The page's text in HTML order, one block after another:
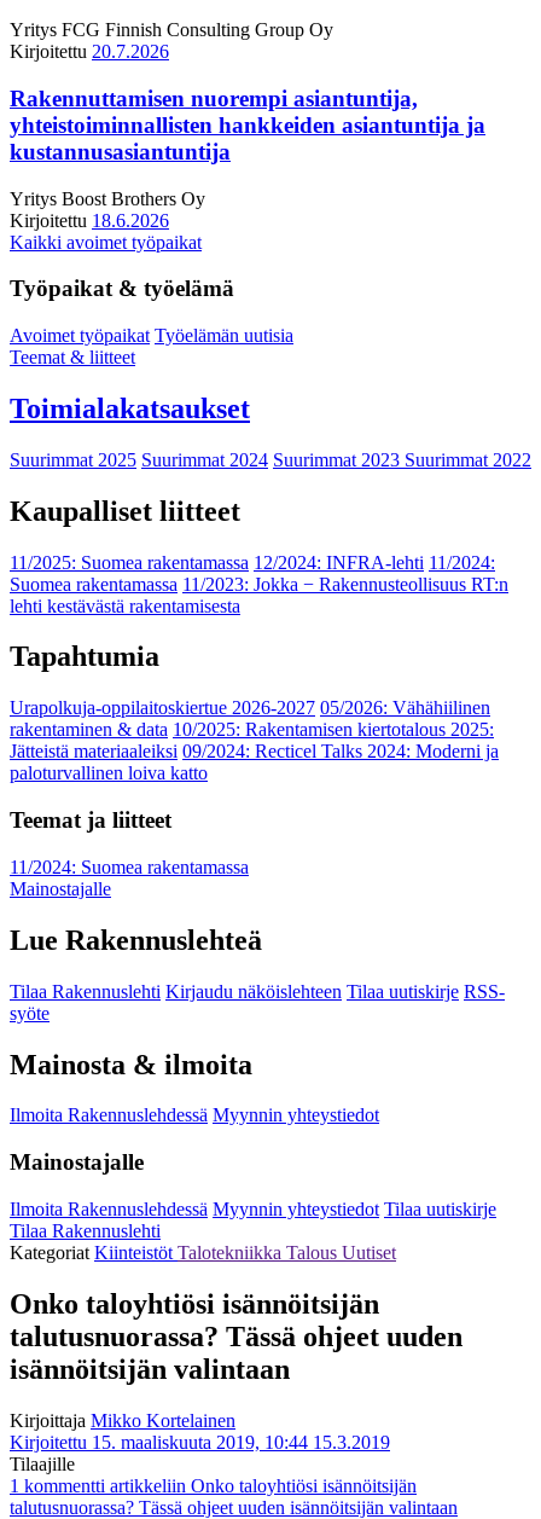
Yritys FCG Finnish Consulting Group Oy
Kirjoitettu 20.7.2026
Rakennuttamisen nuorempi asiantuntija,
yhteistoiminnallisten hankkeiden asiantuntija ja
kustannusasiantuntija
Yritys Boost Brothers Oy
Kirjoitettu 18.6.2026
Kaikki avoimet työpaikat
Työpaikat & työelämä
Avoimet työpaikat Työelämän uutisia
Teemat & liitteet
Toimialakatsaukset
Suurimmat 2025 Suurimmat 2024 Suurimmat 2023 Suurimmat 2022
Kaupalliset liitteet
11/2025: Suomea rakentamassa 12/2024: INFRA-lehti 11/2024:
Suomea rakentamassa 11/2023: Jokka − Rakennusteollisuus RT:n
lehti kestävästä rakentamisesta
Tapahtumia
Urapolkuja-oppilaitoskiertue 2026-2027 05/2026: Vähähiilinen
rakentaminen & data 10/2025: Rakentamisen kiertotalous 2025:
Jätteistä materiaaleiksi 09/2024: Recticel Talks 2024: Moderni ja
paloturvallinen loiva katto
Teemat ja liitteet
11/2024: Suomea rakentamassa
Mainostajalle
Lue Rakennuslehteä
Tilaa Rakennuslehti Kirjaudu näköislehteen Tilaa uutiskirje RSS-
syöte
Mainosta & ilmoita
Ilmoita Rakennuslehdessä Myynnin yhteystiedot
Mainostajalle
Ilmoita Rakennuslehdessä Myynnin yhteystiedot Tilaa uutiskirje
Tilaa Rakennuslehti
Kategoriat Kiinteistöt Talotekniikka Talous Uutiset
Onko taloyhtiösi isännöitsijän
talutusnuorassa? Tässä ohjeet uuden
isännöitsijän valintaan
Kirjoittaja Mikko Kortelainen
Kirjoitettu 15. maaliskuuta 2019, 10:44 15.3.2019
Tilaajille
1 kommentti artikkeliin Onko taloyhtiösi isännöitsijän
talutusnuorassa? Tässä ohjeet uuden isännöitsijän valintaan